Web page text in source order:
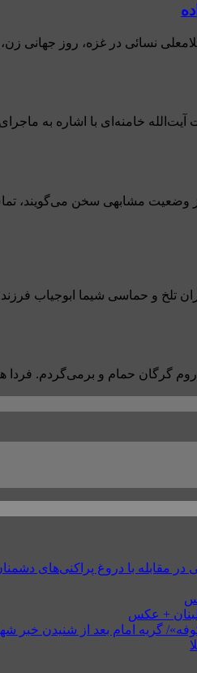
نسائی در غزه، روز
خامنه‌ای با اشاره به
مشابهی سخن می‌گویند،
ابو فول ۳۲ ساله، ساکن کمپ آوارگان جبالیه
گرگان حمام و برمی‌گردم.
مقابله با دروغ پراکنی‌های
گریه امام بعد از شنیدن خبر